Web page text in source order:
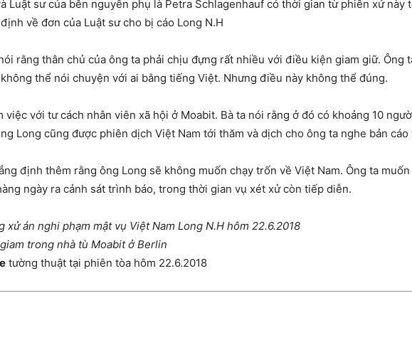
Luật sư của bên nguyên phụ là Petra Schlagenhauf có thời gian từ phiên xử
về đơn của Luật sư cho bị cáo Long N.H
rằng thân chủ của ông ta phải chịu đựng rất nhiều với điều kiện giam giữ. Ông
thể nói chuyện với ai bằng tiếng Việt. Nhưng điều này không thể đúng.
việc với tư cách nhân viên xã hội ở Moabit. Bà ta nói rằng ở đó có khoảng 10
Long cũng được phiên dịch Việt Nam tới thăm và dịch cho ông ta nghe bản cáo
định thêm rằng ông Long sẽ không muốn chạy trốn về Việt Nam. Ông ta
ngày ra cảnh sát trình báo, trong thời gian vụ xét xử còn tiếp diễn.
xử án nghi phạm mật vụ Việt Nam Long N.H hôm 22.6.2018
trong nhà tù Moabit ở Berlin
tường thuật tại phiên tòa hôm 22.6.2018